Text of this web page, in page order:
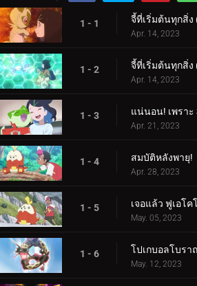
1 - 1 จี้ที่เริ่มต้นทุกสิ่ง
Apr. 14, 2023
1 - 2 จี้ที่เริ่มต้นทุกสิ่ง
Apr. 14, 2023
1 - 3
Apr. 21, 2023
1 - 4 สมบัติหลังพายุ!
Apr. 28, 2023
1 - 5 เจอแล้ว ฟูเอโค
May. 05, 2023
1 - 6 โปเกบอลโบรา
May. 12, 2023